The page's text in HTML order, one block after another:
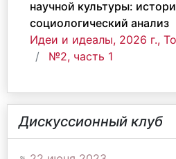
научной культуры:
социологический анализ
Идеи и идеалы, 2026 г.,
№2, часть 1
Дискуссионный клуб